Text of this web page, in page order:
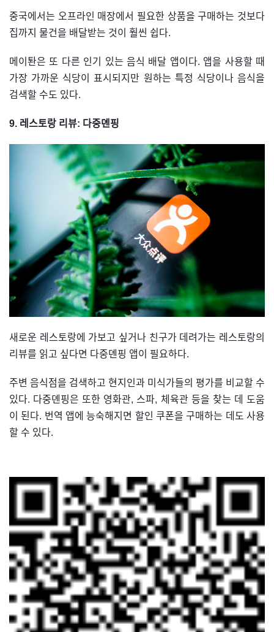
중국에서는 오프라인 매장에서 필요한 상품을 구매하는 것보다
집까지 물건을 배달받는 것이 훨씬 쉽다.
메이퇀은 또 다른 인기 있는 음식 배달 앱이다. 앱을 사용할 때
가장 가까운 식당이 표시되지만 원하는 특정 식당이나 음식을
검색할 수도 있다.
9. 레스토랑 리뷰: 다중뎬핑
새로운 레스토랑에 가보고 싶거나 친구가 데려가는 레스토랑의
리뷰를 읽고 싶다면 다중뎬핑 앱이 필요하다.
주변 음식점을 검색하고 현지인과 미식가들의 평가를 비교할 수
있다. 다중뎬핑은 또한 영화관, 스파, 체육관 등을 찾는 데 도움
이 된다. 번역 앱에 능숙해지면 할인 쿠폰을 구매하는 데도 사용
할 수 있다.